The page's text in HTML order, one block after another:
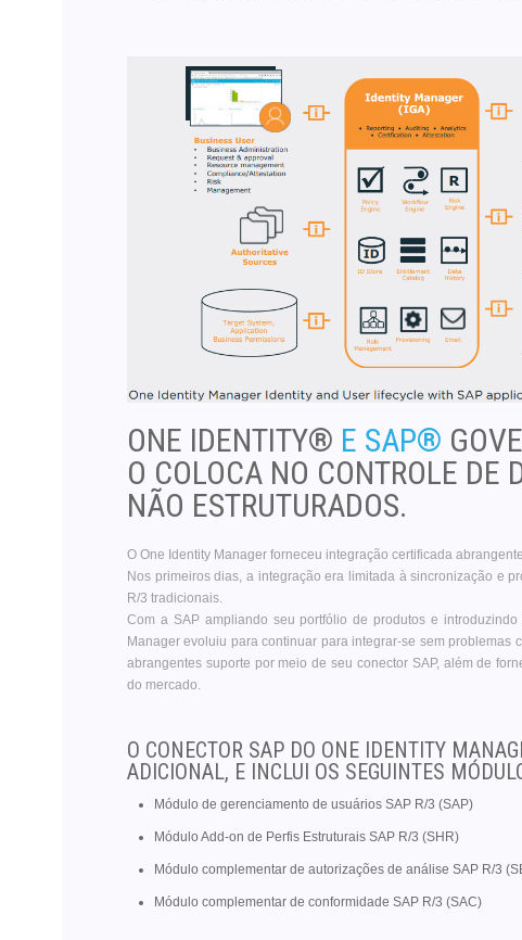
ONE IDENTITY® E SAP®
O COLOCA NO CONTROLE DE
NÃO ESTRUTURADOS.
O One Identity Manager forneceu integração certificada
Nos primeiros dias, a integração era limitada à sincronização e
R/3 tradicionais.
Com a SAP ampliando seu portfólio de produtos e
Manager evoluiu para continuar para integrar-se sem problemas
abrangentes suporte por meio de seu conector SAP, além de
do mercado.
O CONECTOR SAP DO ONE IDENTITY
ADICIONAL, E INCLUI OS SEGUINTES
Módulo de gerenciamento de usuários SAP R/3 (SAP)
Módulo Add-on de Perfis Estruturais SAP R/3 (SHR)
Módulo complementar de autorizações de análise SAP R/3
Módulo complementar de conformidade SAP R/3 (SAC)